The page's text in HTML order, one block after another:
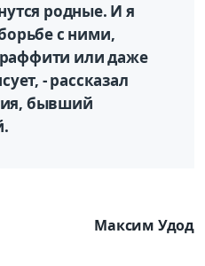
родные. И я
с ними,
или даже
- рассказал
бывший
Максим Удод